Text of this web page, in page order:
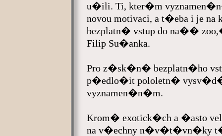
u�ili. Ti, kter�m
novou motivaci, a t�eba i je
bezplatn� vstup do na��
Filip Su�anka.
Pro z�sk�n� bezplatn�ho
p�edlo�it pololetn�
vyznamen�n�m.
Krom� exotick�ch a �asto
na v�echny n�v�t�vn�ky